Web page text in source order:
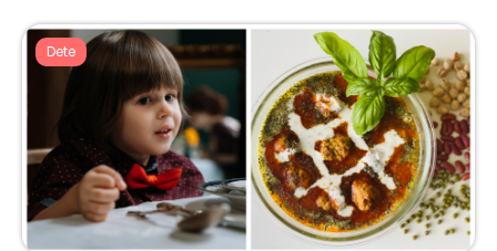
Dete